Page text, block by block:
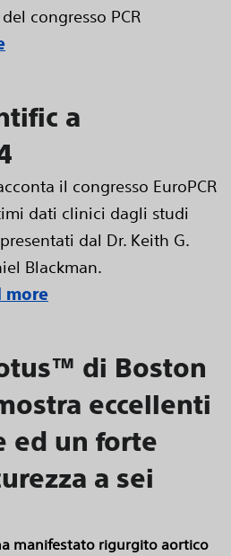
congresso PCR
a
il congresso EuroPCR
dati clinici dagli studi
presentati dal Dr. Keith G.
Blackman.
more
di Boston
eccellenti
ed un forte
a sei
manifestato rigurgito aortico